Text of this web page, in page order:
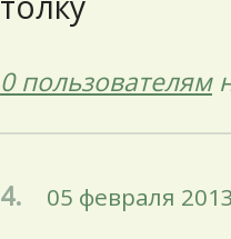
0 пользователям
4. 05 февраля